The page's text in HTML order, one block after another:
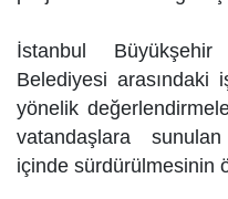
İstanbul
Belediyesi arasındaki
yönelik
vatandaşlara
içinde sürdürülmesinin